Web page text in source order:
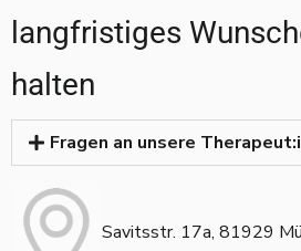
langfristiges
halten
Fragen an unsere
Savitsstr. 17a, 81929